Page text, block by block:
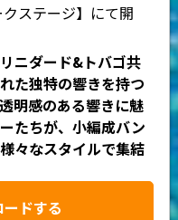
クステージ】にて開
ニダード&トバゴ共
た独特の響きを持つ
明感のある響きに魅
たちが、小編成バン
々なスタイルで集結
ドする